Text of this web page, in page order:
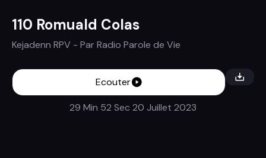
110 Romuald Colas
Kejadenn RPV - ParRadio Parole de Vie
Ecouter
29 Min 52 Sec 20 Juillet 2023